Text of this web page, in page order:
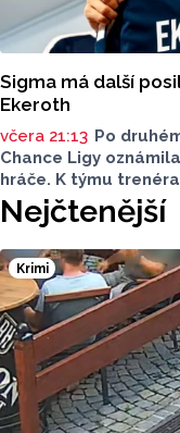
Sigma má další
Ekeroth
včera 21:13 Po
Chance Ligy
hráče. K týmu
obránce Anton
z norského
o tom, na jak dlouho
neinformovala.
Nejčtenější
Krimi